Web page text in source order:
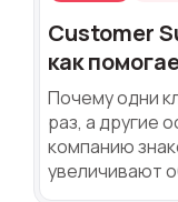
Customer
как
Почему одни
раз, а другие
компанию
увеличивают